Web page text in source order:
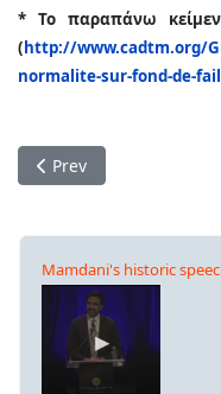
* Το παραπάνω
(http://www.cadtm.org/
normalite-sur-fond-de-
Previous article:
Prev
Mamdani's historic